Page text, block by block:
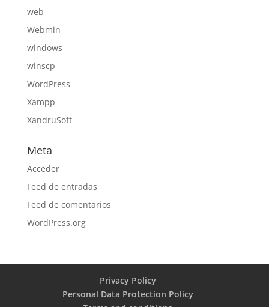
web
Webmin
windows
winscp
WordPress
Xampp
XandruSoft
Meta
Acceder
Feed de entradas
Feed de comentarios
WordPress.org
Privacy Policy
Personal Data Protection Policy